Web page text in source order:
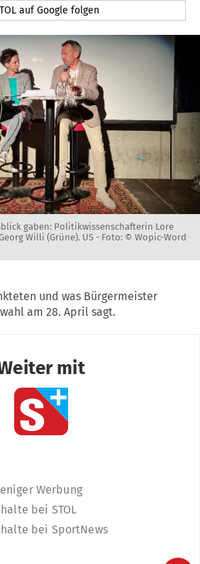
auf Google folgen
gaben: Politikwissenschafterin Lore
Willi (Grüne). US - Foto: © Wopic-Word
und was Bürgermeister
am 28. April sagt.